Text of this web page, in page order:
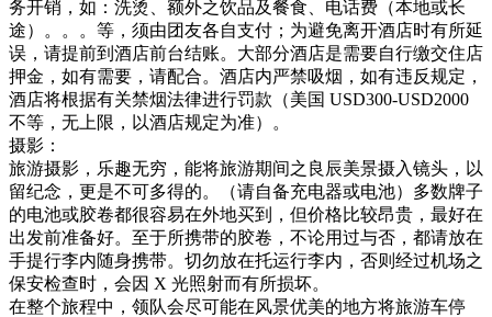
务开销，如：洗烫、额外之饮品及餐食、电话费（本地或长
途）。。。等，须由团友各自支付；为避免离开酒店时有所延
误，请提前到酒店前台结账。大部分酒店是需要自行缴交住店
押金，如有需要，请配合。酒店内严禁吸烟，如有违反规定，
酒店将根据有关禁烟法律进行罚款（美国 USD300-USD2000
不等，无上限，以酒店规定为准）。
摄影：
旅游摄影，乐趣无穷，能将旅游期间之良辰美景摄入镜头，以
留纪念，更是不可多得的。（请自备充电器或电池）多数牌子
的电池或胶卷都很容易在外地买到，但价格比较昂贵，最好在
出发前准备好。至于所携带的胶卷，不论用过与否，都请放在
手提行李内随身携带。切勿放在托运行李内，否则经过机场之
保安检查时，会因 X 光照射而有所损坏。
在整个旅程中，领队会尽可能在风景优美的地方将旅游车停